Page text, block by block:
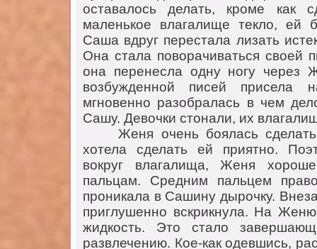
оставалось делать, кроме как
маленькое влагалище текло, ей
Саша вдруг перестала лизать
Она стала поворачиваться своей
она перенесла одну ногу через
возбужденной писей
мгновенно разобралась в чем
Сашу. Девочки стонали, их
Женя очень боялась
хотела сделать ей приятно.
вокруг влагалища, Женя
пальцам. Средним пальцем
проникала в Сашину дырочку.
приглушенно вскрикнула. На
жидкость. Это стало
развлечению. Кое-как одевшись,